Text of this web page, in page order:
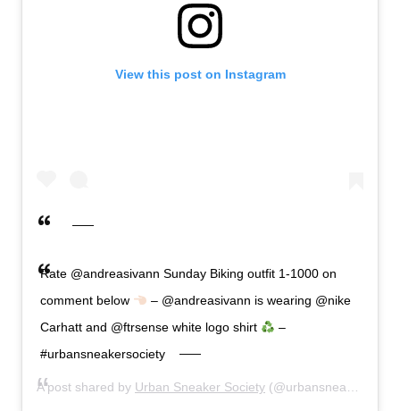
View this post on Instagram
Rate @andreasivann Sunday Biking outfit 1-1000 on
comment below
– @andreasivann is wearing @nike
Carhatt and @ftrsense white logo shirt
–
#urbansneakersociety
A post shared by Urban Sneaker Society (@urbansneakersociety) on